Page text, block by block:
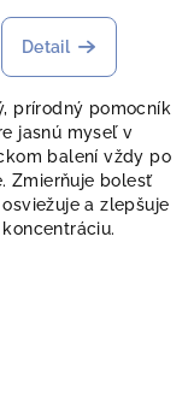
Detail
prírodný pomocník
jasnú myseľ v
balení vždy po
Zmierňuje bolesť
osviežuje a zlepšuje
koncentráciu.